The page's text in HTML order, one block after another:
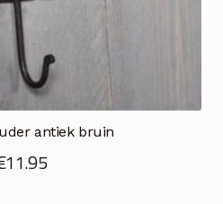
antiek bruin
11.95